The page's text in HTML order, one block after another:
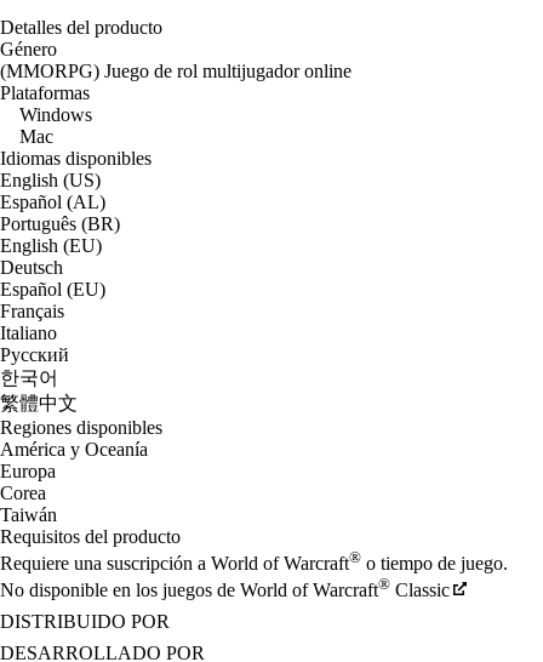
Detalles del producto
Género
(MMORPG) Juego de rol multijugador online
Plataformas
Windows
Mac
Idiomas disponibles
English (US)
Español (AL)
Português (BR)
English (EU)
Deutsch
Español (EU)
Français
Italiano
Русский
한국어
繁體中文
Regiones disponibles
América y Oceanía
Europa
Corea
Taiwán
Requisitos del producto
Requiere una suscripción a World of Warcraft® o tiempo de juego.
No disponible en los juegos de World of Warcraft® Classic
DISTRIBUIDO POR
DESARROLLADO POR